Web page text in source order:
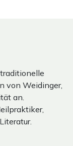
von Weidinger,
an.